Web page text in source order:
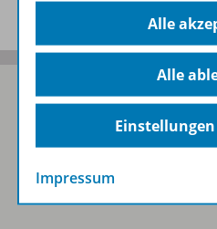
Folgen Sie uns auf Social
Schubi:
Alle
Alle
Impressum